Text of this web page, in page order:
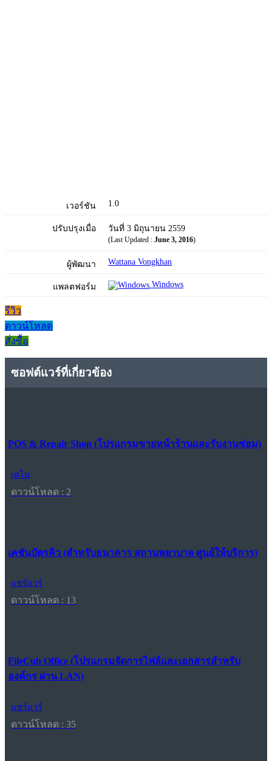
เวอร์ชัน 1.0
ปรับปรุงเมื่อ วันที่ 3 มิถุนายน 2559
(Last Updated : June 3, 2016)
ผู้พัฒนา Wattana Vongkhan
แพลตฟอร์ม Windows
รีวิว
ดาวน์โหลด
สั่งซื้อ
ซอฟต์แวร์ที่เกี่ยวข้อง
POS & Repair Shop (โปรแกรมขายหน้าร้านและรับงานซ่อม)
เดโม
ดาวน์โหลด : 2
เคชันบัตรคิว (สำหรับธนาคาร สถานพยาบาล ศูนย์ให้บริการ)
แชร์แวร์
ดาวน์โหลด : 13
FileCub Office (โปรแกรมจัดการไฟล์และเอกสารสำหรับ
องค์กร ผ่าน LAN)
แชร์แวร์
ดาวน์โหลด : 35